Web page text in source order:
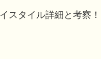
スタイル詳細と考察！